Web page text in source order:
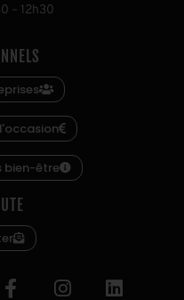
12h30
bien-être